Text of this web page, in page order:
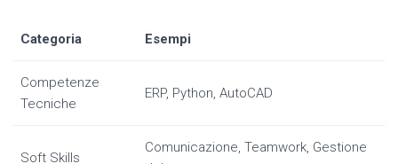
Categoria Esempi
Competenze
Tecniche
ERP, Python, AutoCAD
Soft Skills
Comunicazione, Teamwork, Gestione